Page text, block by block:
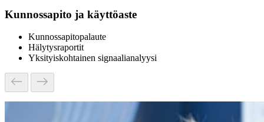
Kunnossapito ja käyttöaste
Kunnossapitopalaute
Hälytysraportit
Yksityiskohtainen signaalianalyysi